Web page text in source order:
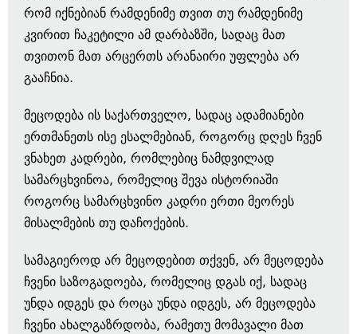
რომ იქნებიან რამდენიმე თვით თუ რამდენიმე
კვირით ჩაკეტილი ამ დარბაზში, სადაც მათ
თვითონ მათ არცერთს არანაირი უფლება არ
გააჩნია.
მეცოდება ის საქართველო, სადაც ადამიანები
ერთმანეთს ისე ესალმებიან, როგორც დღეს ჩვენ
ვნახეთ კადრები, რომლებიც ნამდვილად
სამარცხვინოა, რომელიც შევა ისტორიაში
როგორც სამარცხვინო კადრი ერთი მეორეს
მისალმების თუ დაჩოქების.
სამაგიეროდ არ მეცოდებით თქვენ, არ მეცოდება
ჩვენი საზოგადოება, რომელიც დგას იქ, სადაც
უნდა იდგეს და როცა უნდა იდგეს, არ მეცოდება
ჩვენი ახალგაზრდობა, რამეთუ მომავალი მათ